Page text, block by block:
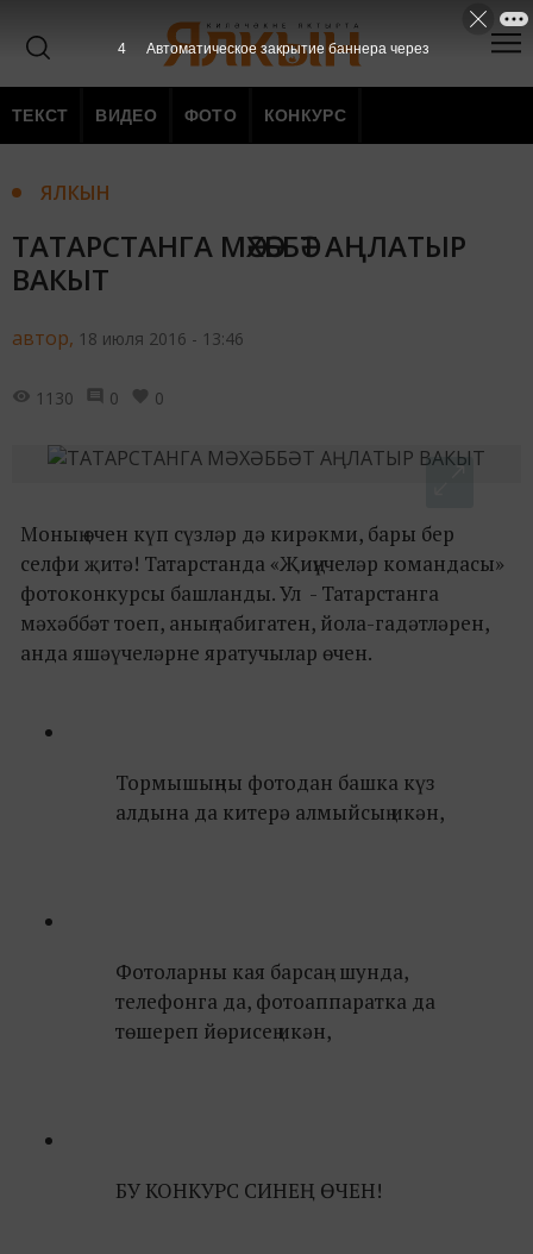
ТЕКСТ ВИДЕО ФОТО КОНКУРС
ЯЛКЫН
ТАТАРСТАНГА МӘХӘББӘТ АҢЛАТЫР
ВАКЫТ
автор, 18 июля 2016 - 13:46
1130 0 0
Моның өчен күп сүзләр дә кирәкми, бары бер
селфи җитә! Татарстанда «Җиңүчеләр командасы»
фотоконкурсы башланды. Ул - Татарстанга
мәхәббәт тоеп, аның табигатен, йола-гадәтләрен,
анда яшәүчеләрне яратучылар өчен.
Тормышыңны фотодан башка күз
алдына да китерә алмыйсың икән,
Фотоларны кая барсаң - шунда,
телефонга да, фотоаппаратка да
төшереп йөрисең икән,
БУ КОНКУРС СИНЕҢ ӨЧЕН!
3 Автоматическое закрытие баннера через